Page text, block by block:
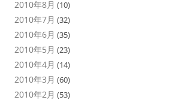
2010年8月 (10)
2010年7月 (32)
2010年6月 (35)
2010年5月 (23)
2010年4月 (14)
2010年3月 (60)
2010年2月 (53)